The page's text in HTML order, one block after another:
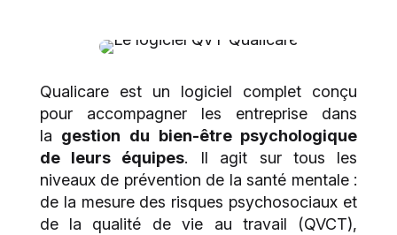
Qualicare est un logiciel complet conçu
pour accompagner les entreprise dans
la gestion du bien-être psychologique
de leurs équipes. Il agit sur tous les
niveaux de prévention de la santé mentale :
de la mesure des risques psychosociaux et
de la qualité de vie au travail (QVCT),